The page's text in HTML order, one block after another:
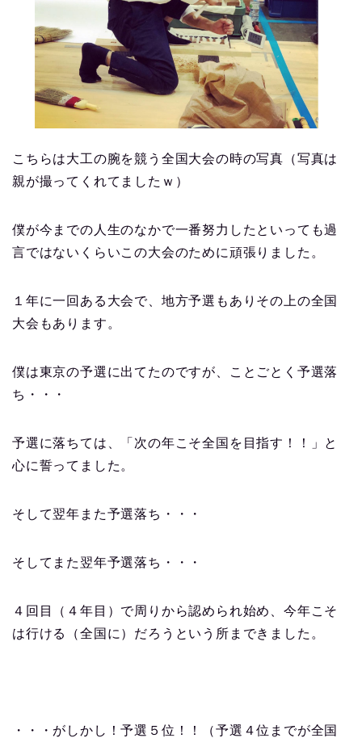
こちらは大工の腕を競う全国大会の時の写真（写真は
親が撮ってくれてましたｗ）
僕が今までの人生のなかで一番努力したといっても過
言ではないくらいこの大会のために頑張りました。
１年に一回ある大会で、地方予選もありその上の全国
大会もあります。
僕は東京の予選に出てたのですが、ことごとく予選落
ち・・・
予選に落ちては、「次の年こそ全国を目指す！！」と
心に誓ってました。
そして翌年また予選落ち・・・
そしてまた翌年予選落ち・・・
４回目（４年目）で周りから認められ始め、今年こそ
は行ける（全国に）だろうという所まできました。
・・・がしかし！予選５位！！（予選４位までが全国